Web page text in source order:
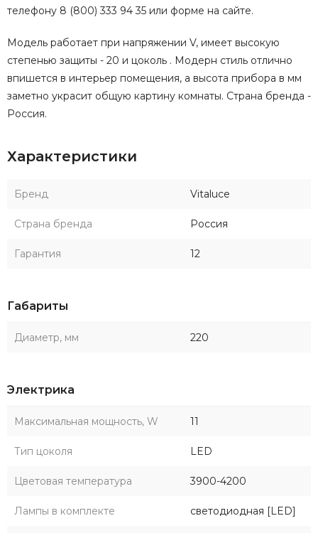
телефону 8 (800) 333 94 35 или форме на сайте.
Модель работает при напряжении V, имеет высокую
степенью защиты - 20 и цоколь . Модерн стиль отлично
впишется в интерьер помещения, а высота прибора в мм
заметно украсит общую картину комнаты. Страна бренда -
Россия.
Характеристики
Бренд Vitaluce
Страна бренда Россия
Гарантия 12
Габариты
Диаметр, мм 220
Электрика
Максимальная мощность, W 11
Тип цоколя LED
Цветовая температура 3900-4200
Лампы в комплекте светодиодная [LED]